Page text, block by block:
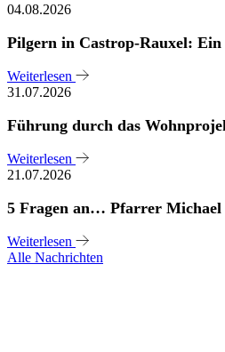
04.08.2026
Pilgern in Castrop-Rauxel:
Weiterlesen
31.07.2026
Führung durch das
Weiterlesen
21.07.2026
5 Fragen an… Pfarrer Michael
Weiterlesen
Alle Nachrichten